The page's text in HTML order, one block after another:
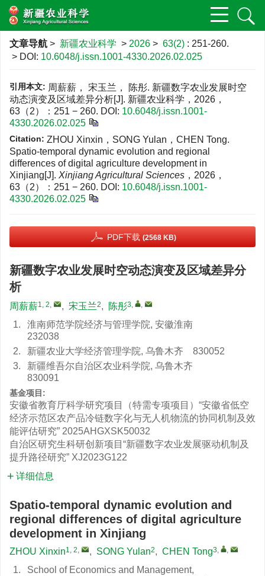
文章导航 > 新疆农业科学 > 2026 > 63(2) : 251-260.
> DOI: 10.6048/j.issn.1001-4330.2026.02.025
引用本文: 周薪薪， 宋玉兰， 陈彤. 新疆数字农业发展时空
动态演变及区域差异分析[J]. 新疆农业科学，2026，
63（2）：251 − 260. DOI: 10.6048/j.issn.1001-
4330.2026.02.025
Citation: ZHOU Xinxin，SONG Yulan，CHEN Tong.
Spatio-temporal dynamic evolution and regional
differences of digital agriculture development in
Xinjiang[J]. Xinjiang Agricultural Sciences ，2026，
63（2）：251 − 260. DOI: 10.6048/j.issn.1001-
4330.2026.02.025
PDF下载 (2568 KB)
新疆数字农业发展时空动态演变及区域差异分
析
周薪薪1, 2, , 宋玉兰2, 陈彤3, ,
1.
淮南师范学院经济与管理学院, 安徽淮南
232038
2.
新疆农业大学经济管理学院, 乌鲁木齐 830052
3.
新疆维吾尔自治区农业科学院, 乌鲁木齐
830091
基金项目:
安徽省教育厅科学研究项目（特需专项项目）“安徽省低空
经济示范区农产品冷链数字化与无人机物流的协同机制及效
能评估研究” 2025AHGXSK50032
自治区研究生科研创新项目“新疆数字农业发展驱动机制及
提升路径研究” XJ2023G122
详细信息
Spatio-temporal dynamic evolution and
regional differences of digital agriculture
development in Xinjiang
ZHOU Xinxin1, 2, , SONG Yulan2, CHEN Tong3, ,
1.
School of Economics and Management,